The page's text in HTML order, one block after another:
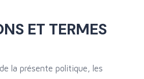
ET TERMES
la présente politique, les